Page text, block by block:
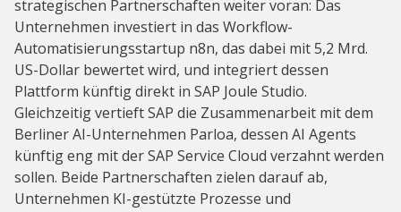
strategischen Partnerschaften weiter voran: Das
Unternehmen investiert in das Workflow-
Automatisierungsstartup n8n, das dabei mit 5,2 Mrd.
US-Dollar bewertet wird, und integriert dessen
Plattform künftig direkt in SAP Joule Studio.
Gleichzeitig vertieft SAP die Zusammenarbeit mit dem
Berliner AI-Unternehmen Parloa, dessen AI Agents
künftig eng mit der SAP Service Cloud verzahnt werden
sollen. Beide Partnerschaften zielen darauf ab,
Unternehmen KI-gestützte Prozesse und